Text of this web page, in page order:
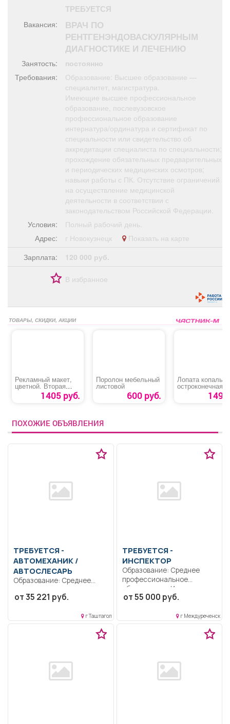
Обучение
Товары Поздравления
Я - пенсионер
ТРЕБУЕТСЯ
Вакансия:
ВРАЧ ПО
РЕНТГЕНЭНДОВАСКУЛЯРНЫМ
ДИАГНОСТИКЕ И ЛЕЧЕНИЮ
Занятость:
постоянно
Требования:
Образование: Высшее образование —
специалитет, магистратура.
Имеющие высшее профессиональное
образование, послевузовское
профессиональное образование
интернатура/ординатура и сертификат по
специальности или свидетельство об
аккредитации специалиста по специальности;
прохождение обязательных предварительных
и периодических медицинских осмотров;
навыки работы с ПК. Отсутствие ограничений
на осуществление медицинской
деятельности в соответствии с
законодательством Российской Федерации.
Условия:
Полный рабочий день.
Адрес:
г Новокузнецк
Показать на карте
Зарплата:
120 000 руб.
В избранное
ТОВАРЫ, СКИДКИ, АКЦИИ
Рекламный макет,
цветной. Вторая
полоса. 1405 руб.
Поролон мебельный
листовой
600 руб.
Лопата
остроконечная
149
ПОХОЖИЕ ОБЪЯВЛЕНИЯ
ТРЕБУЕТСЯ -
АВТОМЕХАНИК /
АВТОСЛЕСАРЬ
Образование: Среднее
образование.. Проводит
от 35 221 руб.
г Таштагол
ТРЕБУЕТСЯ -
ИНСПЕКТОР
Образование: Среднее
профессиональное
образование.. Инспектор
ДПС. Выполнение
от 55 000 руб.
г Междуреченск